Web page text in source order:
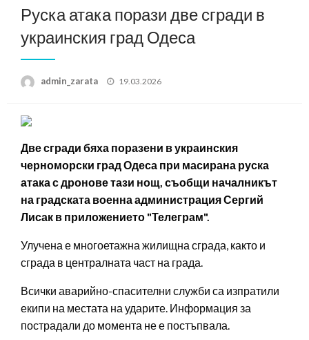
Руска атака порази две сгради в
украинския град Одеса
admin_zarata
Posted
19.03.2026
Две сгради бяха поразени в украинския
черноморски град Одеса при масирана руска
атака с дронове тази нощ, съобщи началникът
на градската военна администрация Сергий
Лисак в приложението "Телеграм".
Улучена е многоетажна жилищна сграда, както и
сграда в централната част на града.
Всички аварийно-спасителни служби са изпратили
екипи на местата на ударите. Информация за
пострадали до момента не е постъпвала.